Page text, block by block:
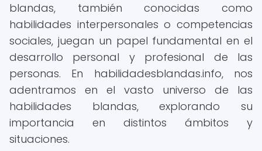
blandas, también conocidas como
habilidades interpersonales o competencias
sociales, juegan un papel fundamental en el
desarrollo personal y profesional de las
personas. En habilidadesblandas.info, nos
adentramos en el vasto universo de las
habilidades blandas, explorando su
importancia en distintos ámbitos y
situaciones.